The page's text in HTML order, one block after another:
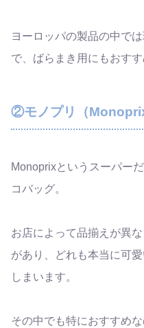
ヨーロッパの製品の中で
で、ばらまき用にもおすす
②モノプリ（
Monoprixというスーパー
コバッグ。
お店によって品揃えが異
があり、どれも本当に可
しまいます。
その中でも特におすすめ